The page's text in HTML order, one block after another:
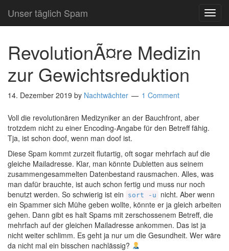
Unser täglich Spam
RevolutionÃ¤re Medizin
zur Gewichtsreduktion
14. Dezember 2019 by Nachtwächter 1 Comment
Voll die revolutionären Medizyniker an der Bauchfront, aber
trotzdem nicht zu einer Encoding-Angabe für den Betreff fähig.
Tja, ist schon doof, wenn man doof ist.
Diese Spam kommt zurzeit flutartig, oft sogar mehrfach auf die
gleiche Mailadresse. Klar, man könnte Dubletten aus seinem
zusammengesammelten Datenbestand rausmachen. Alles, was
man dafür brauchte, ist auch schon fertig und muss nur noch
benutzt werden. So schwierig ist ein
sort -u
nicht. Aber wenn
ein Spammer sich Mühe geben wollte, könnte er ja gleich arbeiten
gehen. Dann gibt es halt Spams mit zerschossenem Betreff, die
mehrfach auf der gleichen Mailadresse ankommen. Das ist ja
nicht weiter schlimm. Es geht ja nur um die Gesundheit. Wer wäre
da nicht mal ein bisschen nachlässig?